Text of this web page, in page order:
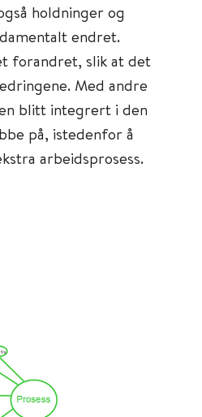
holdninger og
endret.
forandret, slik at det
Med andre
blitt integrert i den
på, istedenfor å
arbeidsprosess.